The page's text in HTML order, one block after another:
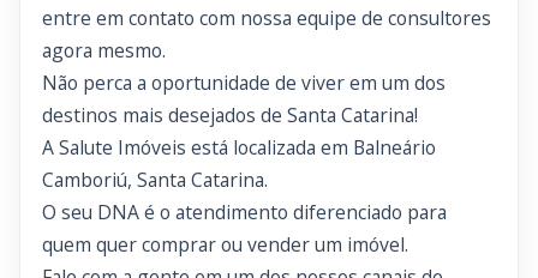
entre em contato com nossa equipe de consultores
agora mesmo.
Não perca a oportunidade de viver em um dos
destinos mais desejados de Santa Catarina!
A Salute Imóveis está localizada em Balneário
Camboriú, Santa Catarina.
O seu DNA é o atendimento diferenciado para
quem quer comprar ou vender um imóvel.